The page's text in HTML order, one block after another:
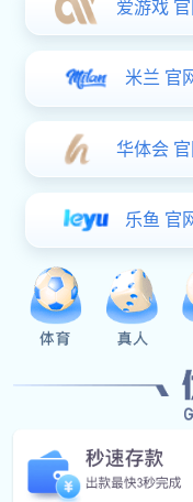
专注于装备运
亿万28:在役
装备运维保障系统（
软件产品，系统能够
修单位的一体化保障
环，能够对装备技术
故障分析诊断和健康
服务数据